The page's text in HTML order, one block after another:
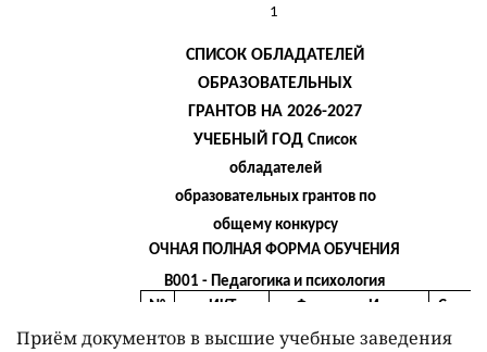
Приём документов в высшие учебные заведения